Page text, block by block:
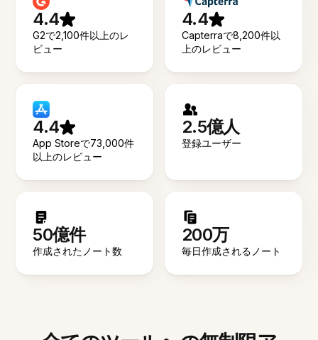
4.4
G2で2,100件以上のレ
ビュー
4.4
Capterraで8,200件以
上のレビュー
4.4
App Storeで73,000件
以上のレビュー
2.5億人
登録ユーザー
50億件
作成されたノート数
200万
毎日作成されるノート